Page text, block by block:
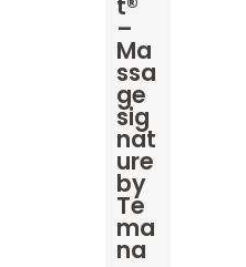
–
Ma
ssa
ge
sig
nat
ure
by
Te
ma
na